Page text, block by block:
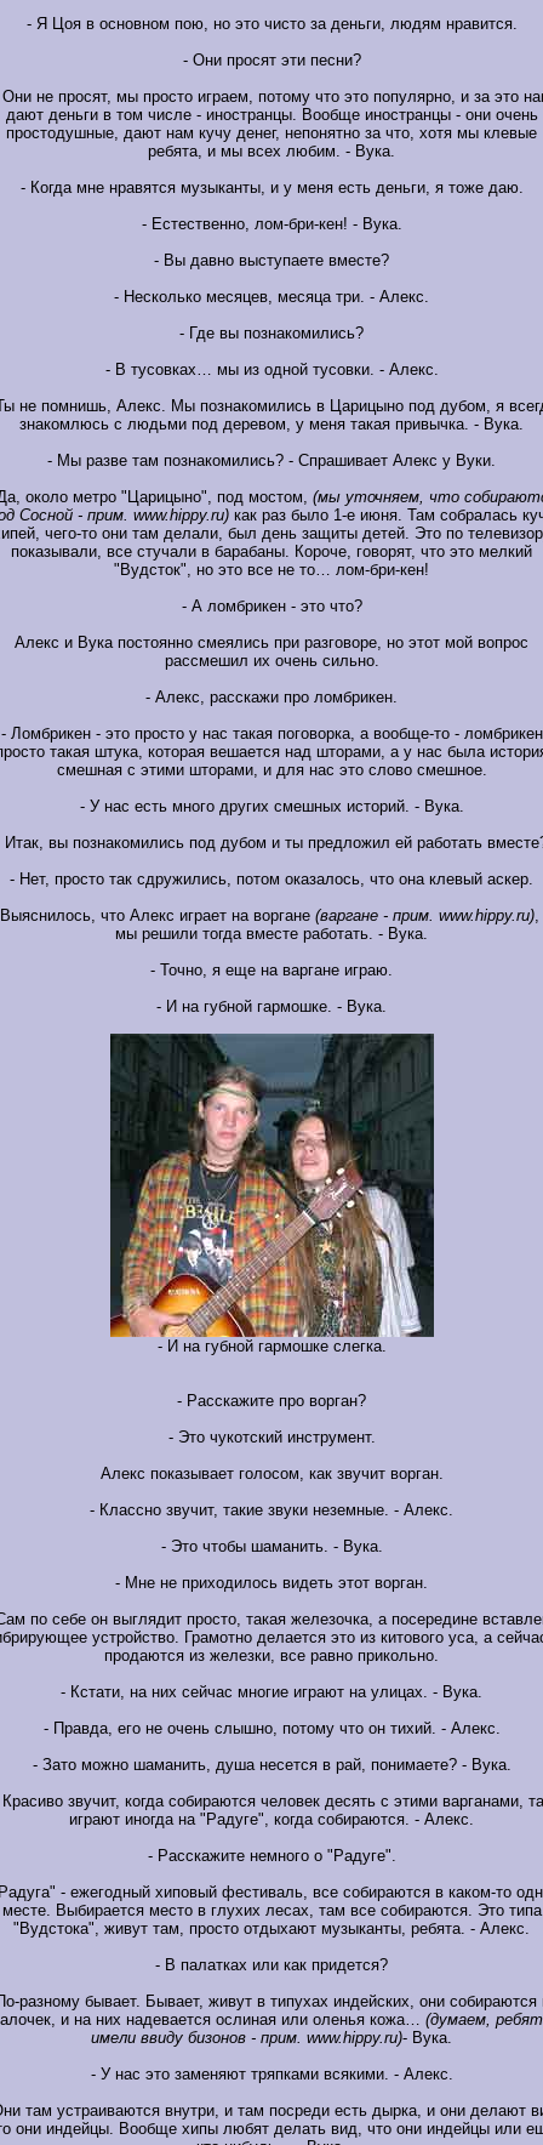
- Я Цоя в основном пою, но это чисто за деньги, людям нравится.
- Они просят эти песни?
не просят, мы просто играем, потому что это популярно, и за это
дают деньги в том числе - иностранцы. Вообще иностранцы - они очень
простодушные, дают нам кучу денег, непонятно за что, хотя мы клевые
ребята, и мы всех любим. - Вука.
- Когда мне нравятся музыканты, и у меня есть деньги, я тоже даю.
- Естественно, лом-бри-кен! - Вука.
- Вы давно выступаете вместе?
- Несколько месяцев, месяца три. - Алекс.
- Где вы познакомились?
- В тусовках… мы из одной тусовки. - Алекс.
не помнишь, Алекс. Мы познакомились в Царицыно под дубом, я
знакомлюсь с людьми под деревом, у меня такая привычка. - Вука.
- Мы разве там познакомились? - Спрашивает Алекс у Вуки.
около метро "Царицыно", под мостом, (мы уточняем, что
Сосной - прим. www.hippy.ru) как раз было 1-е июня. Там собралась
чего-то они там делали, был день защиты детей. Это по
показывали, все стучали в барабаны. Короче, говорят, что это мелкий
"Вудсток", но это все не то… лом-бри-кен!
- А ломбрикен - это что?
Алекс и Вука постоянно смеялись при разговоре, но этот мой вопрос
рассмешил их очень сильно.
- Алекс, расскажи про ломбрикен.
- Ломбрикен - это просто у нас такая поговорка, а вообще-то - ломбрикен
такая штука, которая вешается над шторами, а у нас была
смешная с этими шторами, и для нас это слово смешное.
- У нас есть много других смешных историй. - Вука.
Итак, вы познакомились под дубом и ты предложил ей работать
- Нет, просто так сдружились, потом оказалось, что она клевый аскер.
что Алекс играет на воргане (варгане - прим. www.hippy.ru),
мы решили тогда вместе работать. - Вука.
- Точно, я еще на варгане играю.
- И на губной гармошке. - Вука.
- И на губной гармошке слегка.
- Расскажите про ворган?
- Это чукотский инструмент.
Алекс показывает голосом, как звучит ворган.
- Классно звучит, такие звуки неземные. - Алекс.
- Это чтобы шаманить. - Вука.
- Мне не приходилось видеть этот ворган.
по себе он выглядит просто, такая железочка, а посередине
устройство. Грамотно делается это из китового уса, а
продаются из железки, все равно прикольно.
- Кстати, на них сейчас многие играют на улицах. - Вука.
- Правда, его не очень слышно, потому что он тихий. - Алекс.
- Зато можно шаманить, душа несется в рай, понимаете? - Вука.
звучит, когда собираются человек десять с этими варганами,
играют иногда на "Радуге", когда собираются. - Алекс.
- Расскажите немного о "Радуге".
- ежегодный хиповый фестиваль, все собираются в каком-то
месте. Выбирается место в глухих лесах, там все собираются. Это типа
"Вудстока", живут там, просто отдыхают музыканты, ребята. - Алекс.
- В палатках или как придется?
разному бывает. Бывает, живут в типухах индейских, они собираются
и на них надевается ослиная или оленья кожа… (думаем,
имели ввиду бизонов - прим. www.hippy.ru)- Вука.
- У нас это заменяют тряпками всякими. - Алекс.
там устраиваются внутри, и там посреди есть дырка, и они делают
они индейцы. Вообще хипы любят делать вид, что они индейцы или